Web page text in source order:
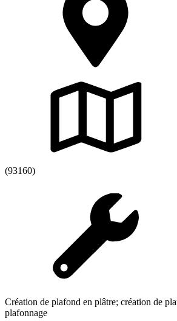
(93160)
Création de plafond en plâtre; création de
plafonnage